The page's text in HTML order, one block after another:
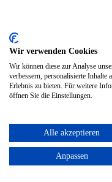
(4) 0,3s
(5) 0,4
(6) 0,5s
Der sichere Weg
Hier geht es um die
im Gefälle sehr
Motorsystem der
Wir verwenden Cookies
Wir können diese zur Analyse
verbessern, personalisierte Inhalte
Erlebnis zu bieten. Für weitere
öffnen Sie die Einstellungen.
Alle akzeptieren
Anpassen